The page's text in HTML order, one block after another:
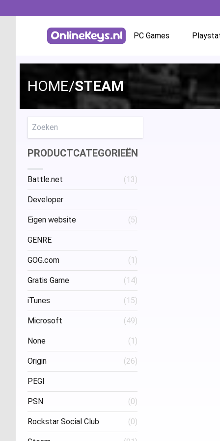
PC Games
Battle.net
Steam
Ubisoft / Uplay
HOME/STEAM
PRODUCTCATEGORIEËN
Battle.net (13)
Developer
Project Three Interactive
Stud
Eigen website (5)
GENRE
FPS (1)
GOG.com (1)
Gratis Game (14)
iTunes (15)
Microsoft (49)
None (1)
Origin (26)
PEGI
Age 16 (1)
PSN (0)
Rockstar Social Club (0)